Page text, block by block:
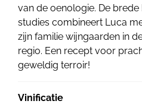
van de oenologie. De
studies combineert Luca
zijn familie wijngaarden in
regio. Een recept voor
geweldig terroir!
Vinificatie